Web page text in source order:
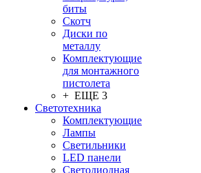
биты
Скотч
Диски по
металлу
Комплектующие
для монтажного
пистолета
+ ЕЩЕ 3
Светотехника
Комплектующие
Лампы
Светильники
LED панели
Светодиодная